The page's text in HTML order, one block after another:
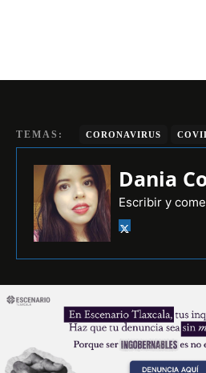
TEMAS: CORONAVIRUS
Dania
Escribir y